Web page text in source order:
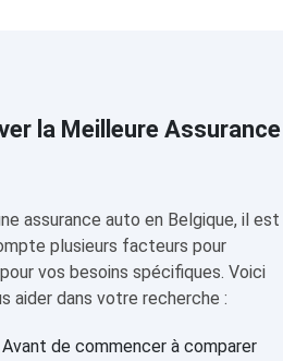
la Meilleure Assurance
assurance auto en Belgique, il est
plusieurs facteurs pour
vos besoins spécifiques. Voici
aider dans votre recherche :
Avant de commencer à comparer